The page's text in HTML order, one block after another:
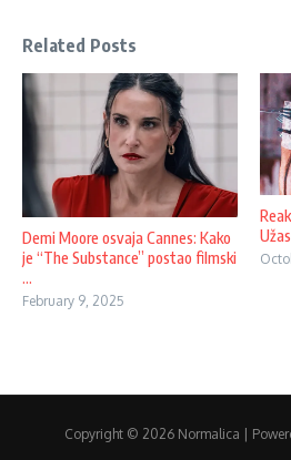
Related Posts
Demi Moore osvaja Cannes: Kako
je “The Substance” postao filmski
...
February 9, 2025
Copyright © 2026 Normalica |